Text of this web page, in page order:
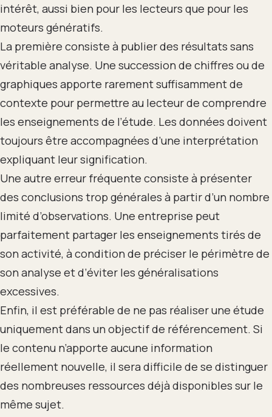
intérêt, aussi bien pour les lecteurs que pour les
moteurs génératifs.
La première consiste à publier des résultats sans
véritable analyse. Une succession de chiffres ou de
graphiques apporte rarement suffisamment de
contexte pour permettre au lecteur de comprendre
les enseignements de l’étude. Les données doivent
toujours être accompagnées d’une interprétation
expliquant leur signification.
Une autre erreur fréquente consiste à présenter
des conclusions trop générales à partir d’un nombre
limité d’observations. Une entreprise peut
parfaitement partager les enseignements tirés de
son activité, à condition de préciser le périmètre de
son analyse et d’éviter les généralisations
excessives.
Enfin, il est préférable de ne pas réaliser une étude
uniquement dans un objectif de référencement. Si
le contenu n’apporte aucune information
réellement nouvelle, il sera difficile de se distinguer
des nombreuses ressources déjà disponibles sur le
même sujet.